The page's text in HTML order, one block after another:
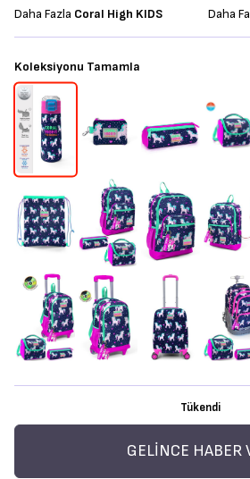
Daha Fazla Coral High KIDS Daha
Koleksiyonu Tamamla
Tükendi
GELINCE HABER